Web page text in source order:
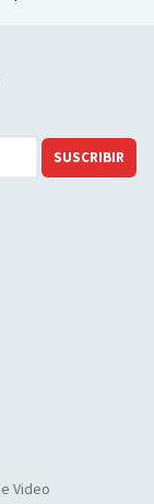
SUSCRIBIR
Video